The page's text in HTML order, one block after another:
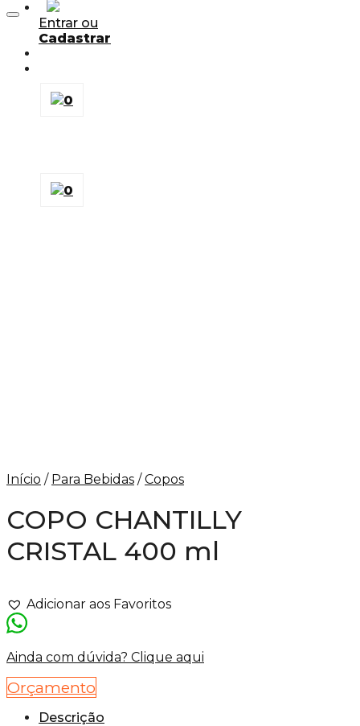
Entrar ou
Cadastrar
0
0
Início / Para Bebidas / Copos
COPO CHANTILLY
CRISTAL 400 ml
Adicionar aos Favoritos
Ainda com dúvida? Clique aqui
Orçamento
Descrição